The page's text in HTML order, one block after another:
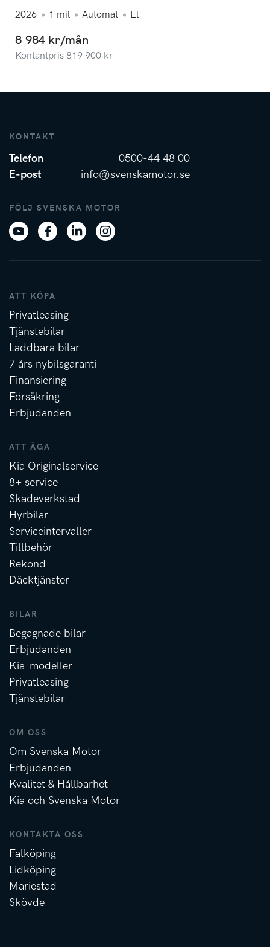
2026
1 mil Automat El
8 984 kr/mån
Kontantpris 819 900 kr
KONTAKT
Telefon
0500-44 48 00
E-post
info@svenskamotor.se
FÖLJ SVENSKA MOTOR
ATT KÖPA
Privatleasing
Tjänstebilar
Laddbara bilar
7 års nybilsgaranti
Finansiering
Försäkring
Erbjudanden
ATT ÄGA
Kia Originalservice
8+ service
Skadeverkstad
Hyrbilar
Serviceintervaller
Tillbehör
Rekond
Däcktjänster
BILAR
Begagnade bilar
Erbjudanden
Kia-modeller
Privatleasing
Tjänstebilar
OM OSS
Om Svenska Motor
Erbjudanden
Kvalitet & Hållbarhet
Kia och Svenska Motor
KONTAKTA OSS
Falköping
Lidköping
Mariestad
Skövde